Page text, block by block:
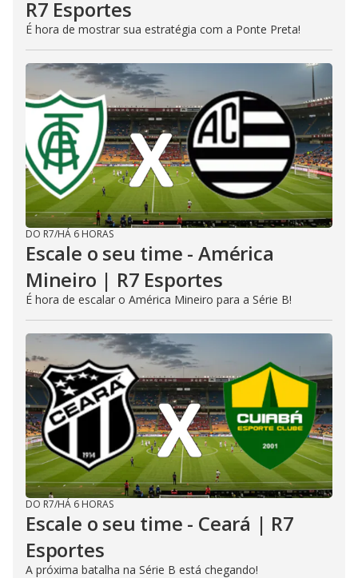
R7 Esportes
É hora de mostrar sua estratégia com a Ponte Preta!
DO R7/HÁ 6 HORAS
Escale o seu time - América
Mineiro | R7 Esportes
É hora de escalar o América Mineiro para a Série B!
DO R7/HÁ 6 HORAS
Escale o seu time - Ceará | R7
Esportes
A próxima batalha na Série B está chegando!